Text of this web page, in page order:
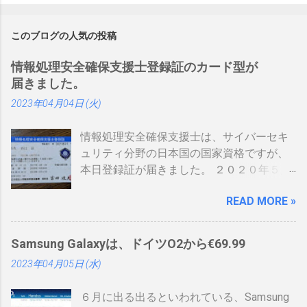
このブログの人気の投稿
情報処理安全確保支援士登録証のカード型が
届きました。
2023年04月04日 (火)
情報処理安全確保支援士は、サイバーセキ
ュリティ分野の日本国の国家資格ですが、
本日登録証が届きました。 ２０２０年５月
登場しました。 制度見直しについて：
https://www.ipa.go.jp/siensi/kaisei.html 情報
処理安全確保支援士の情報は、あまりネッ
トに上がっていないので、情報共有です。
表 パット見て車の免許証みたい。いや保険
ールドと色が変わるらしい。（ゴールドと
READ MORE »
Samsung Galaxyは、ドイツO2から€69.99
2023年04月05日 (水)
６月に出る出るといわれている、Samsung